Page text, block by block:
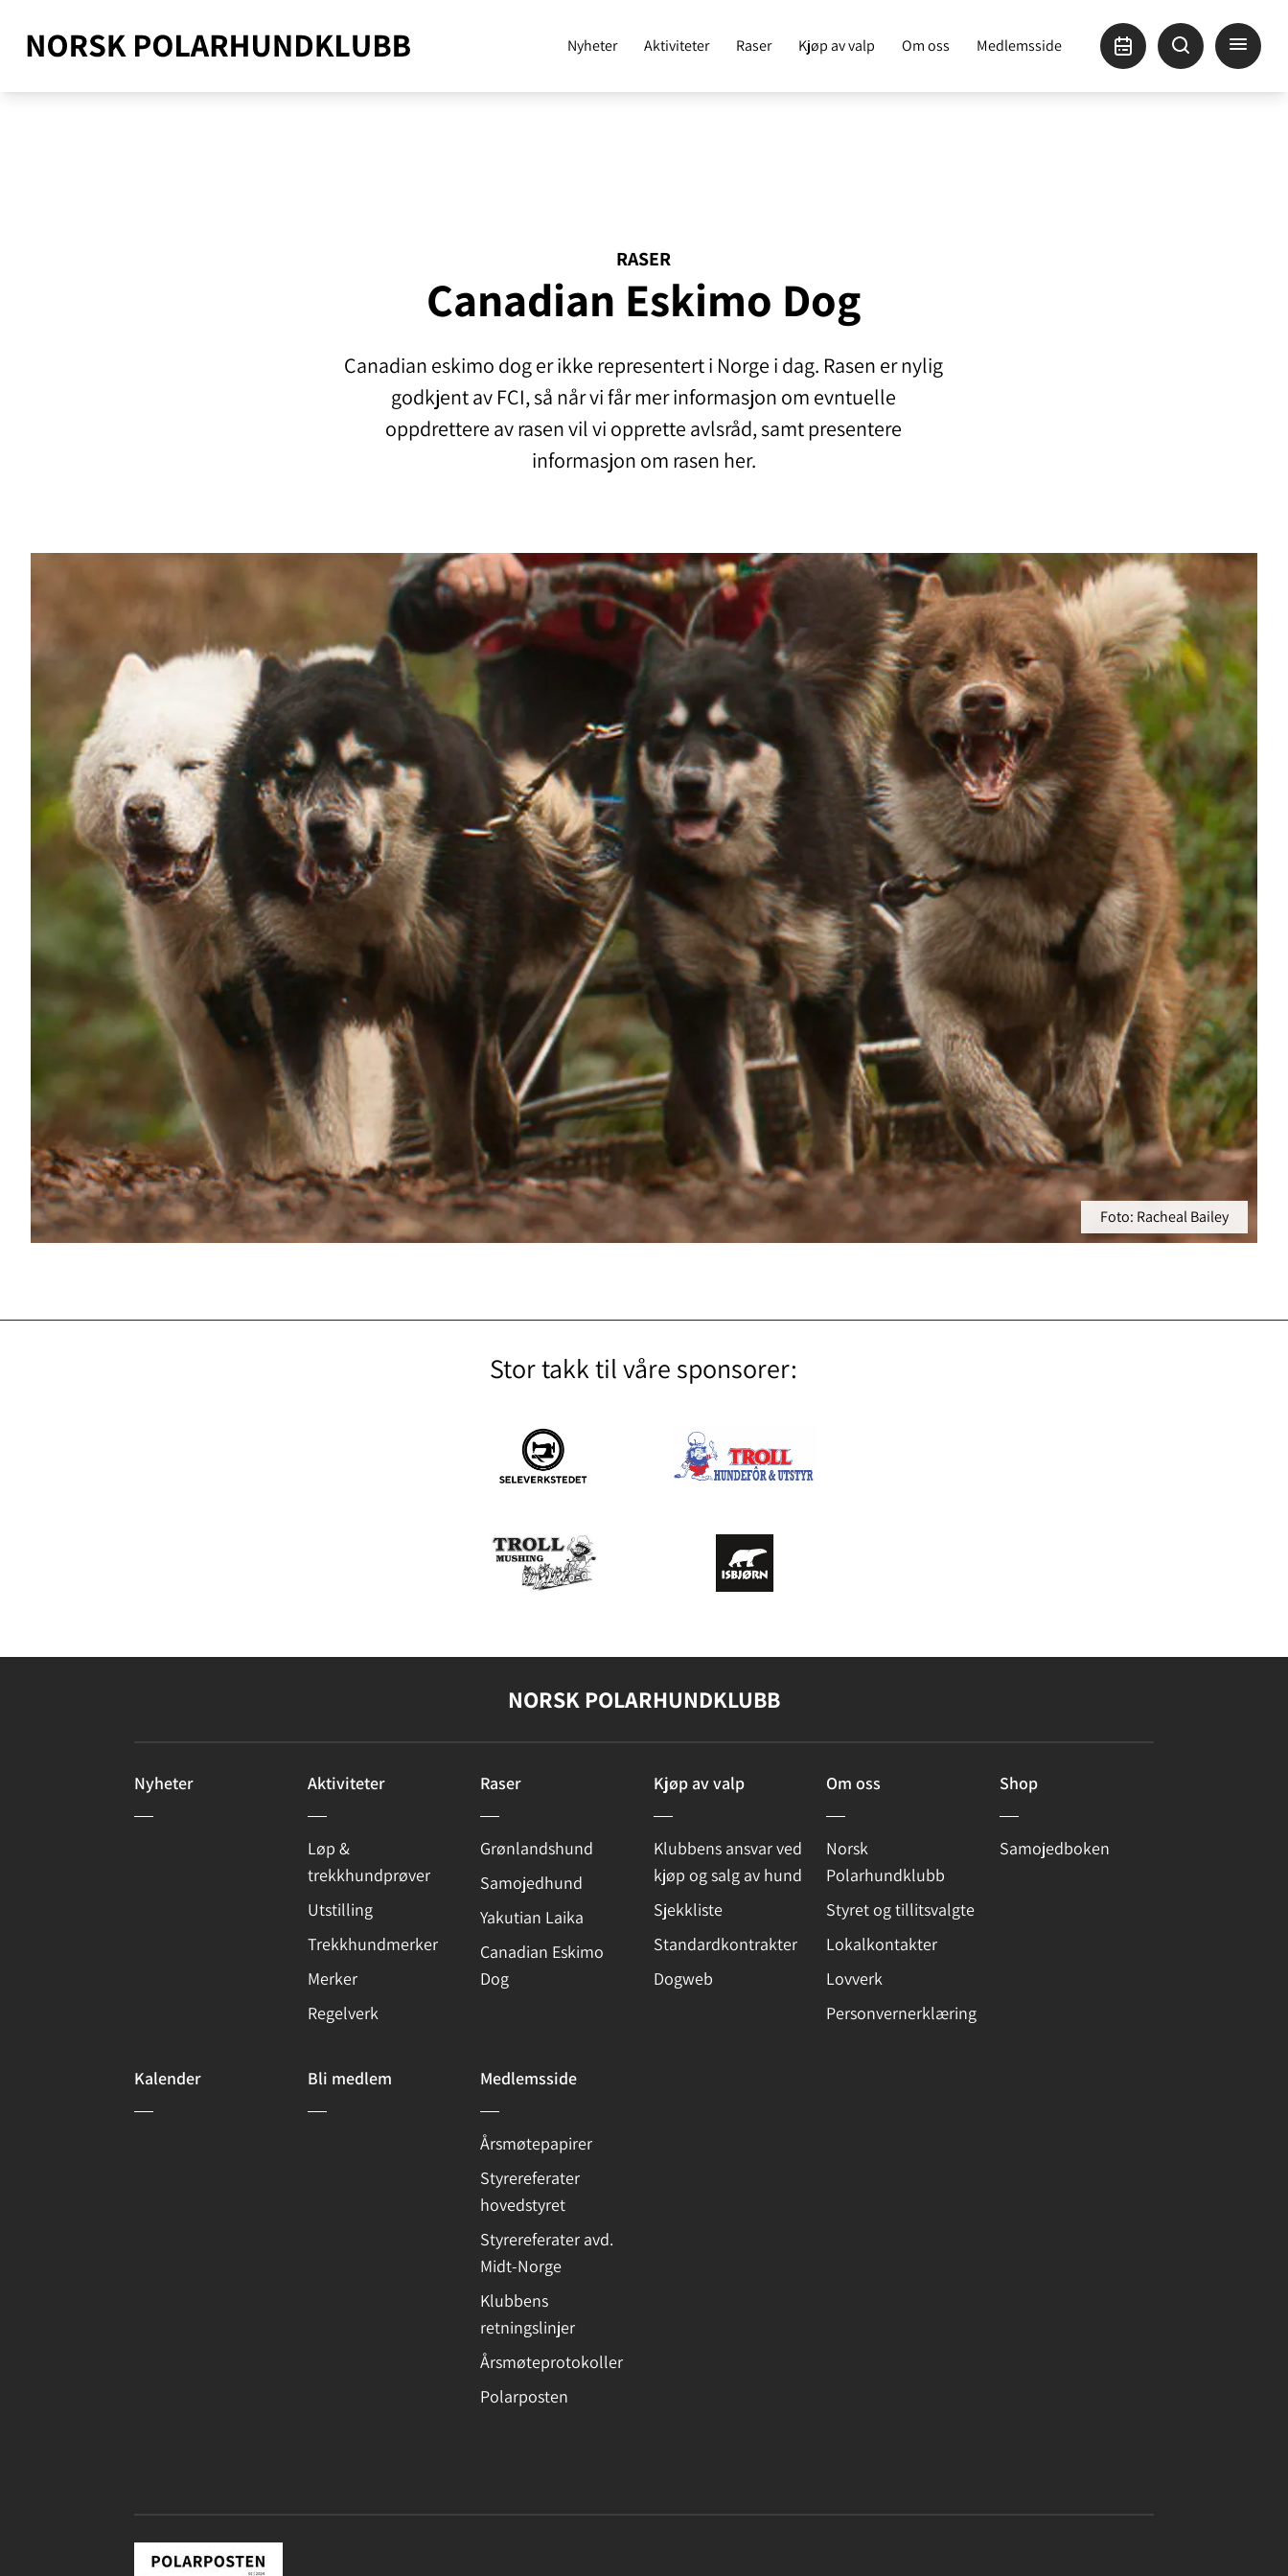
Nyheter Aktiviteter Raser Kjøp av valp Om oss Medlemsside
RASER
Canadian Eskimo Dog
Canadian eskimo dog er ikke representert i Norge i dag. Rasen er nylig
godkjent av FCI, så når vi får mer informasjon om evntuelle
oppdrettere av rasen vil vi opprette avlsråd, samt presentere
informasjon om rasen her.
Foto: Racheal Bailey
Stor takk til våre sponsorer:
NORSK POLARHUNDKLUBB
Nyheter Aktiviteter
Løp &
trekkhundprøver
Utstilling
Trekkhundmerker
Merker
Regelverk
Raser
Grønlandshund
Samojedhund
Yakutian Laika
Canadian Eskimo
Dog
Kjøp av valp
Klubbens ansvar ved
kjøp og salg av hund
Sjekkliste
Standardkontrakter
Dogweb
Om oss
Norsk
Polarhundklubb
Styret og tillitsvalgte
Lokalkontakter
Lovverk
Personvernerklæring
Shop
Samojedboken
Kalender Bli medlem Medlemsside
Årsmøtepapirer
Styrereferater
hovedstyret
Styrereferater avd.
Midt-Norge
Klubbens
retningslinjer
Årsmøteprotokoller
Polarposten